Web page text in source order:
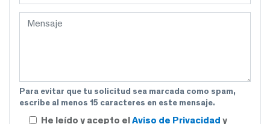
Para evitar que tu solicitud sea marcada como spam,
escribe al menos 15 caracteres en este mensaje.
He leído y acepto elAviso de Privacidad y